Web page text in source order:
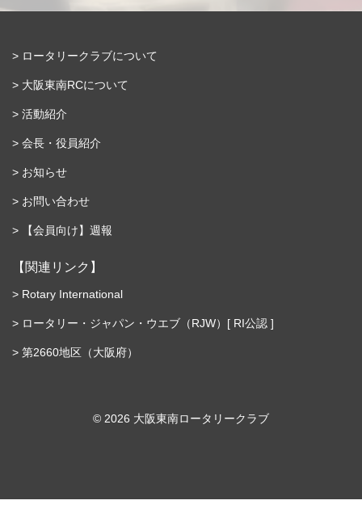
ロータリークラブについて
大阪東南RCについて
活動紹介
会長・役員紹介
お知らせ
お問い合わせ
【会員向け】週報
【関連リンク】
Rotary International
ロータリー・ジャパン・ウエブ（RJW）[ RI公認 ]
第2660地区（大阪府）
©︎ 2026 大阪東南ロータリークラブ